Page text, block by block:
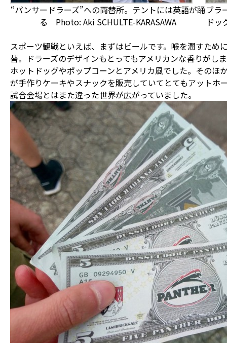
“パンサードラーズ”への両替所。テントには英語が踊
る Photo: Aki SCHULTE-KARASAWA
ブラ
ド
スポーツ観戦といえば、まずはビールです。喉を潤すため
替。ドラーズのデザインもとってもアメリカンな香りがし
ホットドッグやポップコーンとアメリカ風でした。その
が手作りケーキやスナックを販売していてとてもアットホ
試合会場とはまた違った世界が広がっていました。